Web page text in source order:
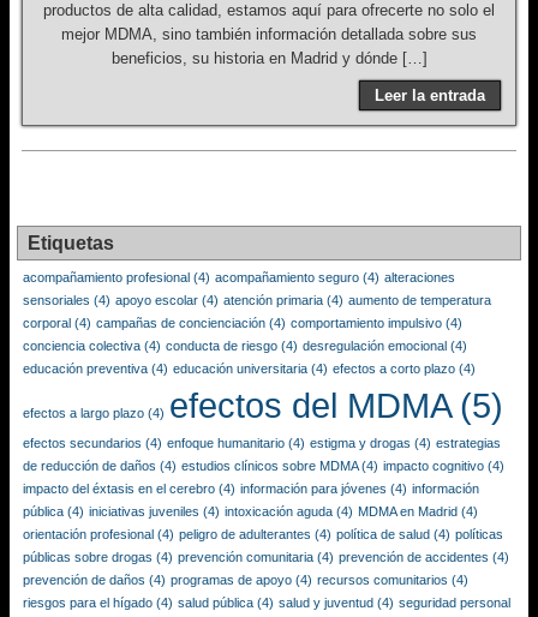
productos de alta calidad, estamos aquí para ofrecerte no solo el
mejor MDMA, sino también información detallada sobre sus
beneficios, su historia en Madrid y dónde […]
Leer la entrada
Etiquetas
acompañamiento profesional (4) acompañamiento seguro (4) alteraciones
sensoriales (4) apoyo escolar (4) atención primaria (4) aumento de temperatura
corporal (4) campañas de concienciación (4) comportamiento impulsivo (4)
conciencia colectiva (4) conducta de riesgo (4) desregulación emocional (4)
educación preventiva (4) educación universitaria (4) efectos a corto plazo (4)
efectos a largo plazo (4) efectos del MDMA(5)
efectos secundarios (4) enfoque humanitario (4) estigma y drogas (4) estrategias
de reducción de daños (4) estudios clínicos sobre MDMA(4) impacto cognitivo (4)
impacto del éxtasis en el cerebro (4) información para jóvenes (4) información
pública (4) iniciativas juveniles (4) intoxicación aguda (4) MDMA en Madrid (4)
orientación profesional (4) peligro de adulterantes (4) política de salud (4) políticas
públicas sobre drogas (4) prevención comunitaria (4) prevención de accidentes (4)
prevención de daños (4) programas de apoyo (4) recursos comunitarios (4)
riesgos para el hígado (4) salud pública (4) salud y juventud (4) seguridad personal